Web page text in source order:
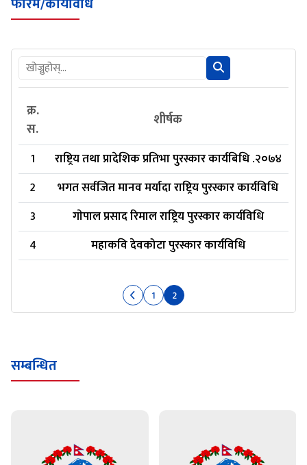
क्र.
स.
शीर्षक
1 राष्ट्रिय तथा प्रादेशिक प्रतिभा पुरस्कार कार्यबिधि .२०७४
2
भगत सर्वजित मानव मर्यादा राष्ट्रिय पुरस्कार कार्यविधि
3
गाेपाल प्रसाद रिमाल राष्ट्रिय पुरस्कार कार्यविधि
4
महाकवि देवकोटा पुरस्कार कार्यविधि
1 2
सम्बन्धित